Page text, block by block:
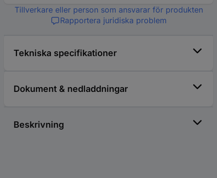
Tillverkare eller person som ansvarar för produkten
Rapportera juridiska problem
Tekniska specifikationer
Dokument & nedladdningar
Beskrivning